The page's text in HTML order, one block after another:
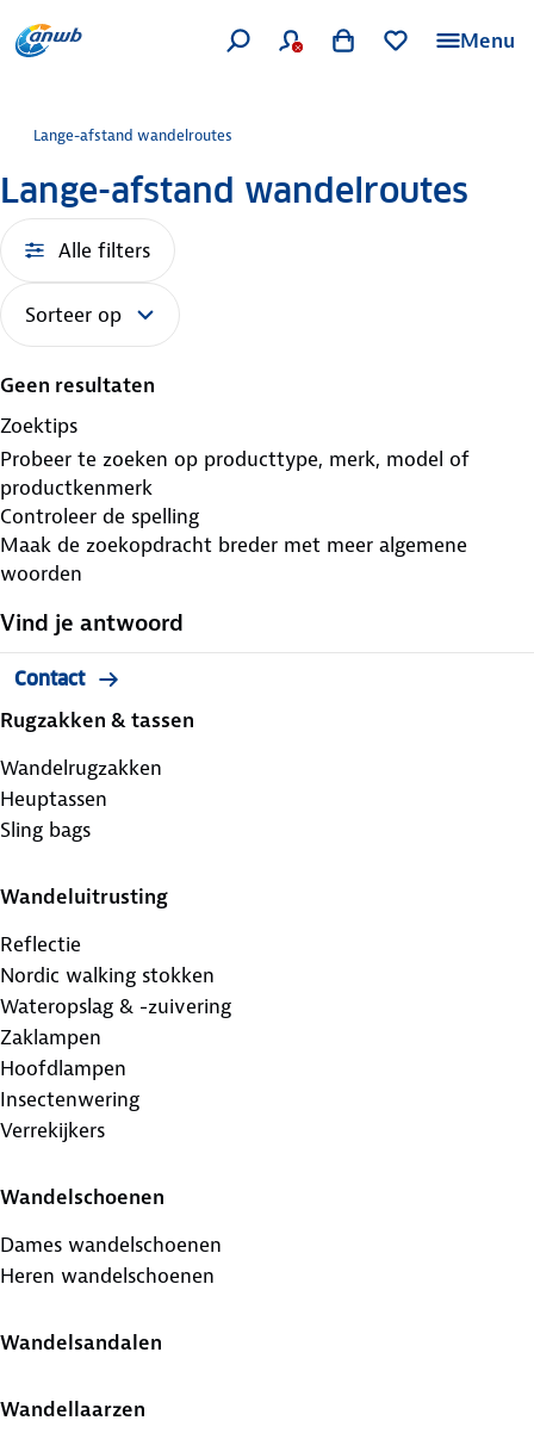
Menu
Lange-afstand wandelroutes
Lange-afstand wandelroutes
Alle filters
Sorteer op
Geen resultaten
Zoektips
Probeer te zoeken op producttype, merk, model of
productkenmerk
Controleer de spelling
Maak de zoekopdracht breder met meer algemene
woorden
Vind je antwoord
Contact
Rugzakken & tassen
Wandelrugzakken
Heuptassen
Sling bags
Wandeluitrusting
Reflectie
Nordic walking stokken
Wateropslag & -zuivering
Zaklampen
Hoofdlampen
Insectenwering
Verrekijkers
Wandelschoenen
Dames wandelschoenen
Heren wandelschoenen
Wandelsandalen
Wandellaarzen